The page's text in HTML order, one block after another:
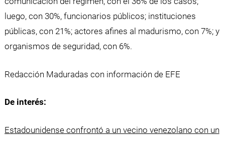
luego, con 30%, funcionarios públicos; instituciones
públicas, con 21%; actores afines al madurismo, con 7%; y
organismos de seguridad, con 6%.
Redacción Maduradas con información de EFE
De interés:
Estadounidense confrontó a un vecino venezolano con un